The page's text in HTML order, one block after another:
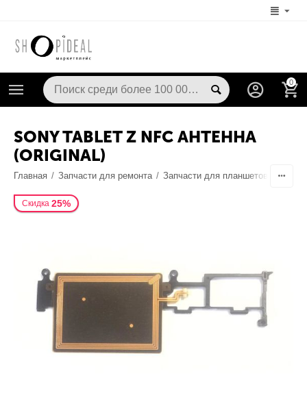
0
SONY TABLET Z NFC АНТЕННА
(ORIGINAL)
Главная / Запчасти для ремонта / Запчасти для планшетов
Скидка 25%